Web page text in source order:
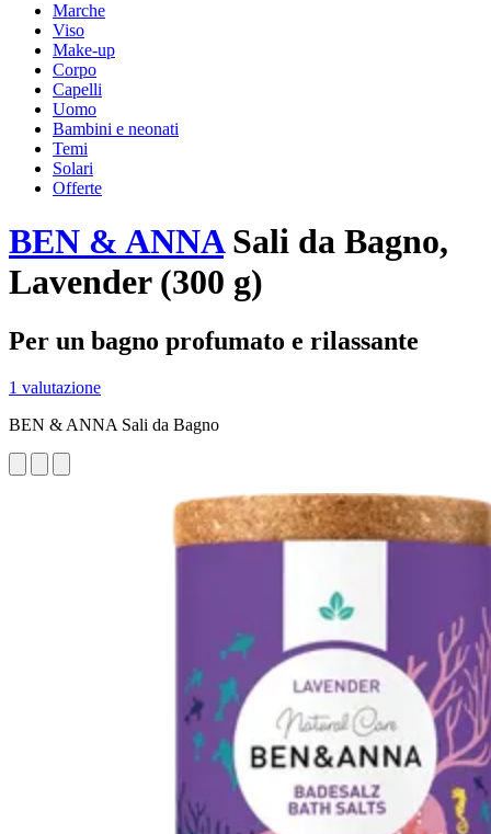
Marche
Viso
Make-up
Corpo
Capelli
Uomo
Bambini e neonati
Temi
Solari
Offerte
BEN & ANNASali da Bagno,
Lavender (300 g)
Per un bagno profumato e rilassante
1 valutazione
BEN & ANNA Sali da Bagno